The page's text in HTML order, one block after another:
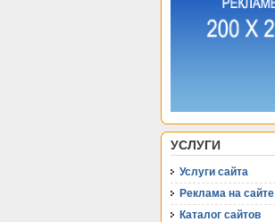
УСЛУГИ
Услуги сайта
Реклама на сайте
Каталог сайтов